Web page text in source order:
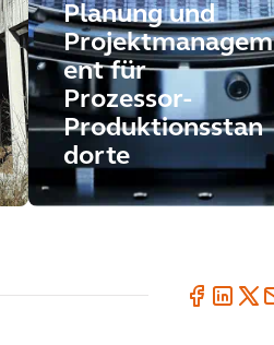
Planung und
Projektmanagem
ent für
Prozessor-
Produktionsstan
dorte